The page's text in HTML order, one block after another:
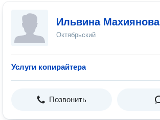
Ильвина Махиянова
Октябрьский
Услуги копирайтера
Позвонить